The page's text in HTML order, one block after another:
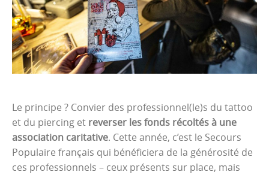
Le principe ? Convier des professionnel(le)s du tattoo
et du piercing et reverser les fonds récoltés à une
association caritative. Cette année, c’est le Secours
Populaire français qui bénéficiera de la générosité de
ces professionnels – ceux présents sur place, mais